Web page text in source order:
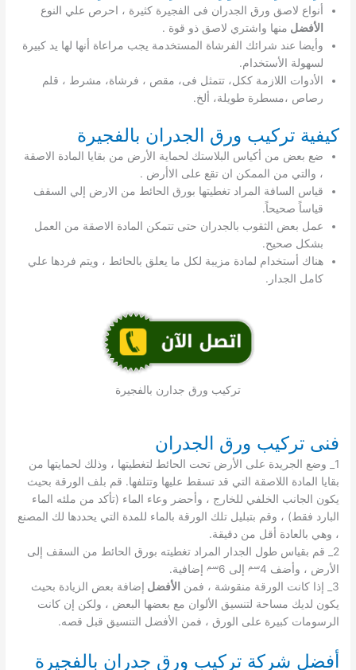
أنواع لاصق ورق الجدران فى الفجيرة كثيرة ، احرص علي النوع
الأفضل منها واشتري لاصق ذو قوة .
وأيضا عند شرائك الفرشاة المستخدمة يجب مراعاة أنها لها يد كبيرة
لسهولة الأستخدام.
الأدوات اللازمة ككل، تتمثل فى، مقص ، فرشاة، مشرط ، قلم
رصاص ،مسطرة طويلة، ألخ.
كيفية تركيب ورق الجدران بالفجيرة
ضع بعض من أكياس البلاستك لحماية الأرض من بقايا المادة الاصقة
، والتي من الممكن ان تقع على الاأرض .
قياس السافة المراد تغطيتها بورق الحائط من الارض إلي السقف
قياساً صحيحاً.
عمل بعض الثقوب بالجدران حتى تتمكن المادة الاصقة من العمل
بشكل صحيح.
هناك أستخدام لمادة مزيبة لكل ما يعلق بالحائط ، ويتم فردها علي
كامل الجدار.
تركيب ورق جدارن بالفجيرة
فنى تركيب ورق الجدران
1_ وضع الجريدة على الأرض تحت الحائط لتغطيتها ، وذلك لحمايتها من
بقايا المادة اللاصقة التي قد تسقط عليها وتتلفها. قم بلف الورقة بحيث
يكون الجانب الخلفي للخارج ، وأحضر وعاء الماء (تأكد من ملئه الماء
البارد فقط) ، وقم بتبليل تلك الورقة بالماء للمدة التي يحددها لك المصنع
، وهي بالعادة أقل من دقيقة.
2_ قم بقياس طول الجدار المراد تغطيته بورق الحائط من السقف إلى
الأرض ، وأضف 4
سم إلى 6 سم إضافية.
3_ إذا كانت الورقة منقوشة ، فمن
الأفضل إضافة بعض الزيادة بحيث
يكون لديك مساحة لتنسيق الألوان مع بعضها البعض ، ولكن إن كانت
الرسومات كبيرة على الورق ، فمن الأفضل التنسيق قبل قصه.
أفضل شركة تركيب ورق جدران بالفجيرة